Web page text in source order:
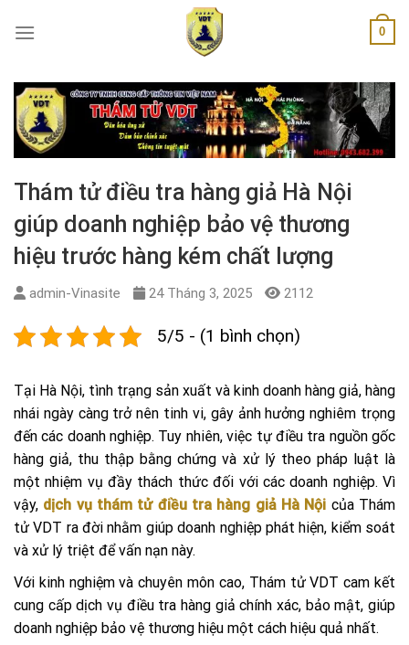
0
Thám tử điều tra hàng giả Hà Nội
giúp doanh nghiệp bảo vệ thương
hiệu trước hàng kém chất lượng
admin-Vinasite 24 Tháng 3, 2025 2112
5/5 - (1 bình chọn)
Tại Hà Nội, tình trạng sản xuất và kinh doanh hàng giả, hàng
nhái ngày càng trở nên tinh vi, gây ảnh hưởng nghiêm trọng
đến các doanh nghiệp. Tuy nhiên, việc tự điều tra nguồn gốc
hàng giả, thu thập bằng chứng và xử lý theo pháp luật là
một nhiệm vụ đầy thách thức đối với các doanh nghiệp. Vì
vậy, dịch vụ thám tử điều tra hàng giả Hà Nội của Thám
tử VDT ra đời nhằm giúp doanh nghiệp phát hiện, kiểm soát
và xử lý triệt để vấn nạn này.
Với kinh nghiệm và chuyên môn cao, Thám tử VDT cam kết
cung cấp dịch vụ điều tra hàng giả chính xác, bảo mật, giúp
doanh nghiệp bảo vệ thương hiệu một cách hiệu quả nhất.